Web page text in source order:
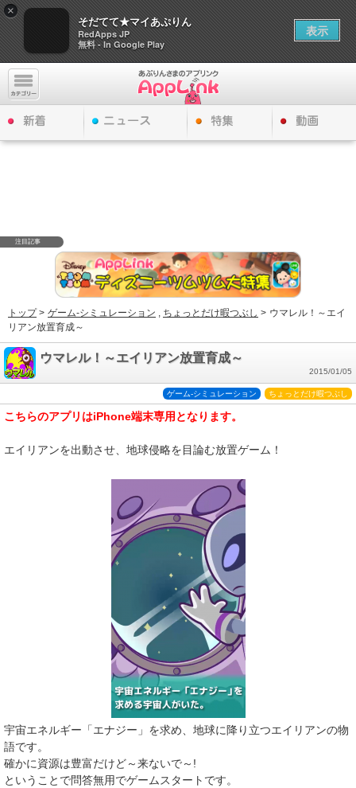
×
そだてて★マイあぷりん
RedApps JP
無料 - In Google Play
表示
注目記事
トップ> ゲーム-シミュレーション , ちょっとだけ暇つぶし > ウマレル！～エイ
リアン放置育成～
ウマレル！～エイリアン放置育成～
2015/01/05
ちょっとだけ暇つぶし
ゲーム-シミュレーション
こちらのアプリはiPhone端末専用となります。
エイリアンを出動させ、地球侵略を目論む放置ゲーム！
宇宙エネルギー「エナジー」を求め、地球に降り立つエイリアンの物
語です。
確かに資源は豊富だけど～来ないで～!
ということで問答無用でゲームスタートです。